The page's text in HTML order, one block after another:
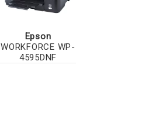
Epson
WORKFORCE WP-
4595DNF